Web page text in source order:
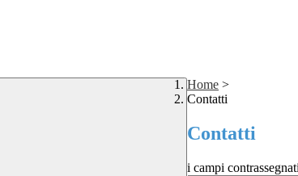
Home >
Contatti
Contatti
i campi